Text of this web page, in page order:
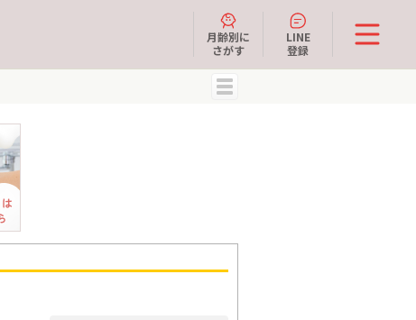
月齢別に
さがす
LINE
登録